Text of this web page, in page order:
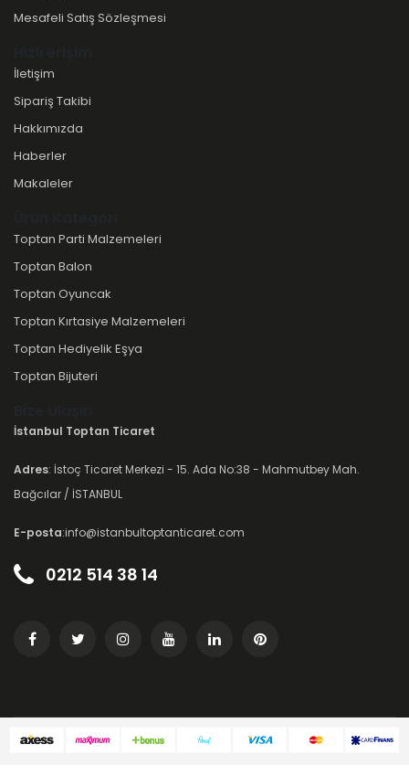
Mesafeli Satış Sözleşmesi
İletişim
Sipariş Takibi
Hakkımızda
Haberler
Makaleler
Toptan Parti Malzemeleri
Toptan Balon
Toptan Oyuncak
Toptan Kırtasiye Malzemeleri
Toptan Hediyelik Eşya
Toptan Bijuteri
İstanbul Toptan Ticaret
Adres: İstoç Ticaret Merkezi - 15. Ada No:38 - Mahmutbey Mah.
Bağcılar / İSTANBUL
E-posta:info@istanbultoptanticaret.com
0212 514 38 14